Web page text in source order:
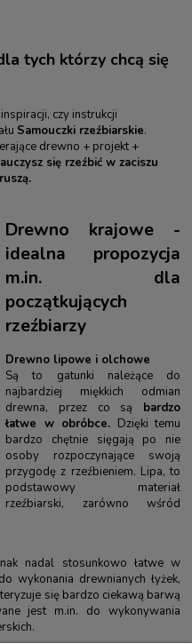
tych którzy chcą się
czy instrukcji
Samouczki rzeźbiarskie.
drewno + projekt +
się rzeźbić w zaciszu
Drewno krajowe -
idealna propozycja
m.in. dla
początkujących
rzeźbiarzy
Drewno lipowe i olchowe
Są to gatunki należące do
najbardziej miękkich odmian
drewna, przez co są bardzo
łatwe w obróbce. Dzięki temu
bardzo chętnie sięgają po nie
osoby rozpoczynające swoją
przygodę z rzeźbieniem. Lipa, to
podstawowy materiał
rzeźbiarski, zarówno wśród
nadal stosunkowo łatwe w
wykonania drewnianych łyżek,
się bardzo ciekawą barwą
jest m.in. do wykonywania